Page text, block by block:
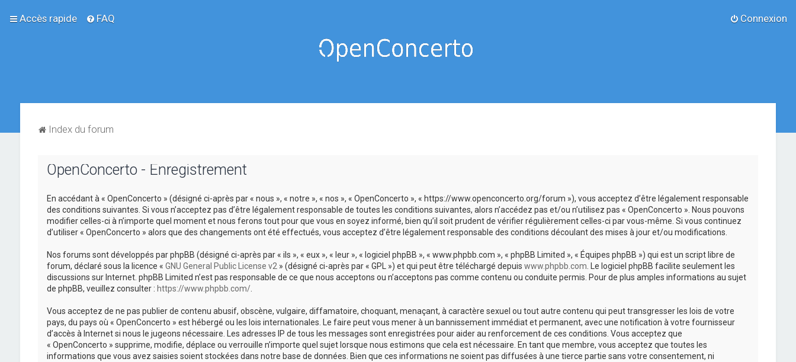
Accès rapide FAQ Connexion
Index du forum
OpenConcerto - Enregistrement
En accédant à « OpenConcerto » (désigné ci-après par « nous », « notre », « nos », « OpenConcerto », « https://www.openconcerto.org/forum »), vous acceptez d’être légalement responsable
des conditions suivantes. Si vous n’acceptez pas d’être légalement responsable de toutes les conditions suivantes, alors n’accédez pas et/ou n’utilisez pas « OpenConcerto ». Nous pouvons
modifier celles-ci à n’importe quel moment et nous ferons tout pour que vous en soyez informé, bien qu’il soit prudent de vérifier régulièrement celles-ci par vous-même. Si vous continuez
d’utiliser « OpenConcerto » alors que des changements ont été effectués, vous acceptez d’être légalement responsable des conditions découlant des mises à jour et/ou modifications.
Nos forums sont développés par phpBB (désigné ci-après par « ils », « eux », « leur », « logiciel phpBB », « www.phpbb.com », « phpBB Limited », « Équipes phpBB ») qui est un script libre de
forum, déclaré sous la licence « GNU General Public License v2 » (désigné ci-après par « GPL ») et qui peut être téléchargé depuis www.phpbb.com . Le logiciel phpBB facilite seulement les
discussions sur Internet. phpBB Limited n’est pas responsable de ce que nous acceptons ou n’acceptons pas comme contenu ou conduite permis. Pour de plus amples informations au sujet
de phpBB, veuillez consulter : https://www.phpbb.com/.
Vous acceptez de ne pas publier de contenu abusif, obscène, vulgaire, diffamatoire, choquant, menaçant, à caractère sexuel ou tout autre contenu qui peut transgresser les lois de votre
pays, du pays où « OpenConcerto » est hébergé ou les lois internationales. Le faire peut vous mener à un bannissement immédiat et permanent, avec une notification à votre fournisseur
d’accès à Internet si nous le jugeons nécessaire. Les adresses IP de tous les messages sont enregistrées pour aider au renforcement de ces conditions. Vous acceptez que
« OpenConcerto » supprime, modifie, déplace ou verrouille n’importe quel sujet lorsque nous estimons que cela est nécessaire. En tant que membre, vous acceptez que toutes les
informations que vous avez saisies soient stockées dans notre base de données. Bien que ces informations ne soient pas diffusées à une tierce partie sans votre consentement, ni